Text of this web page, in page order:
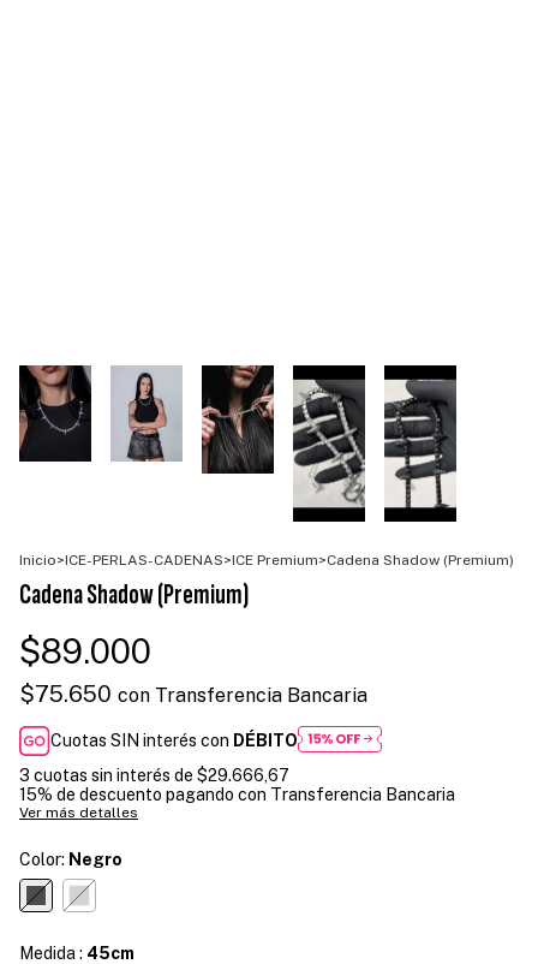
Inicio>ICE-PERLAS-CADENAS>ICE Premium>Cadena Shadow (Premium)
Cadena Shadow (Premium)
$89.000
$75.650 con Transferencia Bancaria
Cuotas SIN interés con DÉBITO
3 cuotas sin interés de $29.666,67
15% de descuento pagando con Transferencia Bancaria
Ver más detalles
Color: Negro
Medida : 45cm